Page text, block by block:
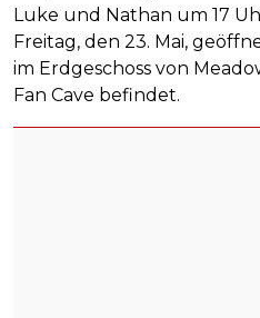
Luke und Nathan um 17
Freitag, den 23. Mai,
im Erdgeschoss von
Fan Cave befindet.